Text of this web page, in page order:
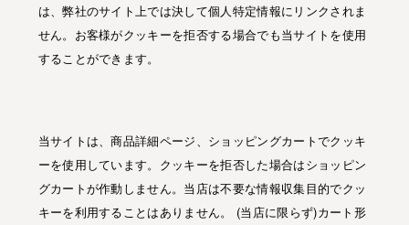
は、弊社のサイト上では決して個人特定情報にリンクされま
せん。お客様がクッキーを拒否する場合でも当サイトを使用
することができます。
当サイトは、商品詳細ページ、ショッピングカートでクッキ
ーを使用しています。クッキーを拒否した場合はショッピン
グカートが作動しません。当店は不要な情報収集目的でクッ
キーを利用することはありません。 (当店に限らず)カート形